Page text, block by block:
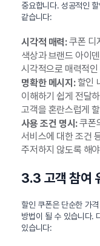
중요합니다. 성공적인
같습니다:
시각적 매력:쿠폰 디
색상과 브랜드 아이
시각적으로 매력적
명확한 메시지:할인
이해하기 쉽게 전달
고객을 혼란스럽게
사용 조건 명시:쿠폰
서비스에 대한 조건
주저하지 않도록 해
3.3 고객 참여
할인 쿠폰은 단순한 가
방법이 될 수 있습니다.
있습니다: